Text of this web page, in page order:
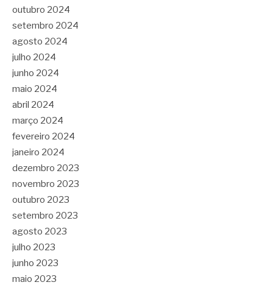
outubro 2024
setembro 2024
agosto 2024
julho 2024
junho 2024
maio 2024
abril 2024
março 2024
fevereiro 2024
janeiro 2024
dezembro 2023
novembro 2023
outubro 2023
setembro 2023
agosto 2023
julho 2023
junho 2023
maio 2023